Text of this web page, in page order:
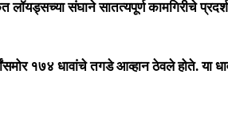
लॉयड्सच्या संघाने सातत्यपूर्ण कामगिरीचे
१७४ धावांचेतगडे आव्हान ठेवले होते. या